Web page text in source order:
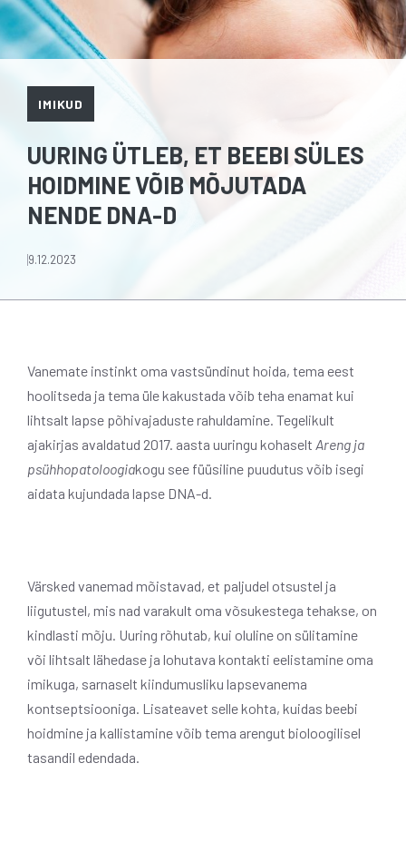
IMIKUD
UURING ÜTLEB, ET BEEBI SÜLES
HOIDMINE VÕIB MÕJUTADA
NENDE DNA-D
9.12.2023
Vanemate instinkt oma vastsündinut hoida, tema eest
hoolitseda ja tema üle kakustada võib teha enamat kui
lihtsalt lapse põhivajaduste rahuldamine. Tegelikult
ajakirjas avaldatud 2017. aasta uuringu kohaselt Areng ja
psühhopatoloogiakogu see füüsiline puudutus võib isegi
aidata kujundada lapse DNA-d.
Värsked vanemad mõistavad, et paljudel otsustel ja
liigutustel, mis nad varakult oma võsukestega tehakse, on
kindlasti mõju. Uuring rõhutab, kui oluline on sülitamine
või lihtsalt lähedase ja lohutava kontakti eelistamine oma
imikuga, sarnaselt kiindumusliku lapsevanema
kontseptsiooniga. Lisateavet selle kohta, kuidas beebi
hoidmine ja kallistamine võib tema arengut bioloogilisel
tasandil edendada.